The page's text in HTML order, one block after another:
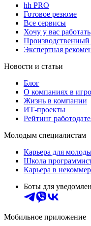
hh PRO
Готовое резюме
Все сервисы
Хочу у вас работать
Производственный
Экспертная
Новости и статьи
Блог
О компаниях в
Жизнь в компании
ИТ-проекты
Рейтинг
Молодым специалистам
Карьера для
Школа
Карьера в
Боты для
Мобильное приложение